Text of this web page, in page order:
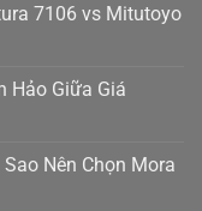
7106 vs Mitutoyo
Hảo Giữa Giá
Nên Chọn Mora